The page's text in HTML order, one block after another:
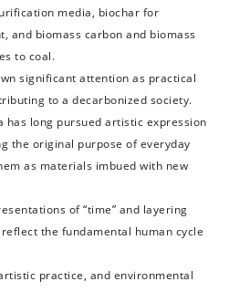
media, biochar for
and biomass carbon and biomass
to coal.
significant attention as practical
to a decarbonized society.
has long pursued artistic expression
the original purpose of everyday
as materials imbued with new
of “time” and layering
the fundamental human cycle
practice, and environmental